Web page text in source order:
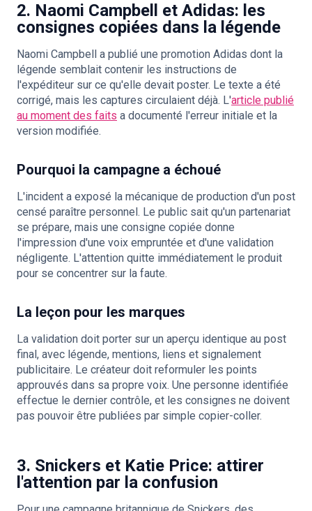
2. Naomi Campbell et Adidas: les
consignes copiées dans la légende
Naomi Campbell a publié une promotion Adidas dont la
légende semblait contenir les instructions de
l'expéditeur sur ce qu'elle devait poster. Le texte a été
corrigé, mais les captures circulaient déjà. L'article publié
au moment des faits a documenté l'erreur initiale et la
version modifiée.
Pourquoi la campagne a échoué
L'incident a exposé la mécanique de production d'un post
censé paraître personnel. Le public sait qu'un partenariat
se prépare, mais une consigne copiée donne
l'impression d'une voix empruntée et d'une validation
négligente. L'attention quitte immédiatement le produit
pour se concentrer sur la faute.
La leçon pour les marques
La validation doit porter sur un aperçu identique au post
final, avec légende, mentions, liens et signalement
publicitaire. Le créateur doit reformuler les points
approuvés dans sa propre voix. Une personne identifiée
effectue le dernier contrôle, et les consignes ne doivent
pas pouvoir être publiées par simple copier-coller.
3. Snickers et Katie Price: attirer
l'attention par la confusion